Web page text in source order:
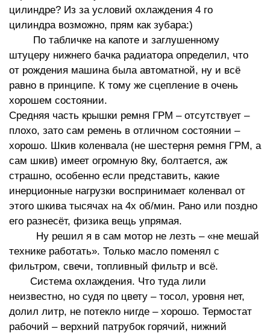
цилиндре? Из за условий охлаждения 4 го
цилиндра возможно, прям как зубара:)
По табличке на капоте и заглушенному
штуцеру нижнего бачка радиатора определил, что
от рождения машина была автоматной, ну и всё
равно в принципе. К тому же сцепление в очень
хорошем состоянии.
Средняя часть крышки ремня ГРМ – отсутствует –
плохо, зато сам ремень в отличном состоянии –
хорошо. Шкив коленвала (не шестерня ремня ГРМ, а
сам шкив) имеет огромную 8ку, болтается, аж
страшно, особенно если представить, какие
инерционные нагрузки воспринимает коленвал от
этого шкива тысячах на 4х об/мин. Рано или поздно
его разнесёт, физика вещь упрямая.
Ну решил я в сам мотор не лезть – «не мешай
технике работать». Только масло поменял с
фильтром, свечи, топливный фильтр и всё.
Система охлаждения. Что туда лили
неизвестно, но судя по цвету – тосол, уровня нет,
долил литр, не потекло нигде – хорошо. Термостат
рабочий – верхний патрубок горячий, нижний